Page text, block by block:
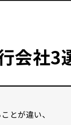
会社3
とが違い、